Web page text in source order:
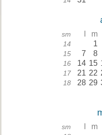
sm m
14 1
15 7 8
16 14 15
17 21 22
18 28 29
sm m